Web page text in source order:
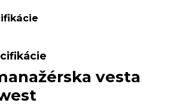
vesta